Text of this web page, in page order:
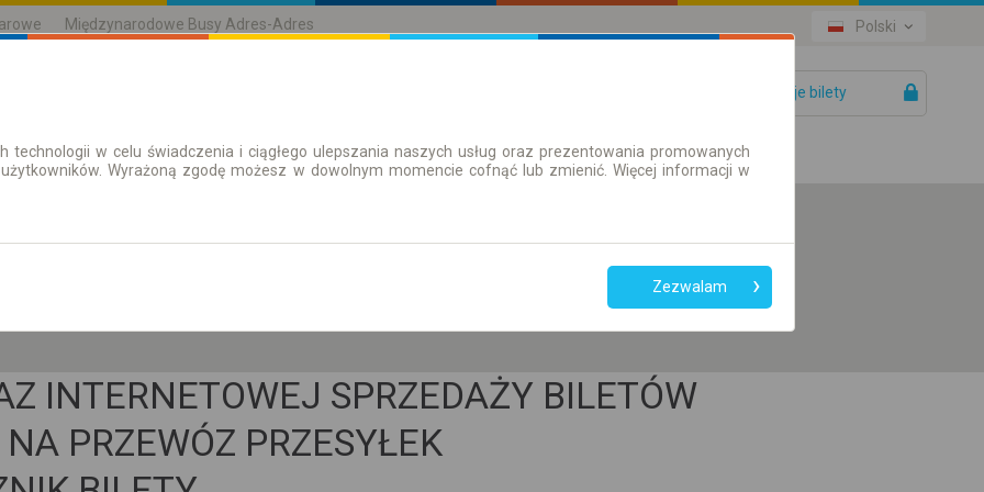
Międzynarodowe Busy Adres-Adres Polski
Twoje bilety
| Bilety Bilety okresowe
przesiadek
Tylko bilet online
INTERNETOWEJ SPRZEDAŻY BILETÓW
PRZEWÓZ PRZESYŁEK
technologii w celu świadczenia i ciągłego ulepszania naszych usług oraz prezentowania promowanych
Wyrażoną zgodę możesz w dowolnym momencie cofnąć lub zmienić. Więcej informacji w
Zezwalam